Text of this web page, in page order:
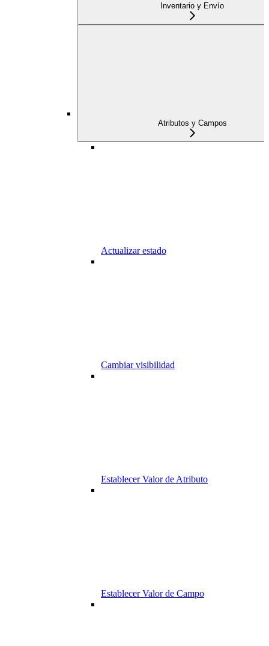
Inventario y Envío
Atributos y Campos
Actualizar estado
Cambiar visibilidad
Establecer Valor de Atributo
Establecer Valor de Campo